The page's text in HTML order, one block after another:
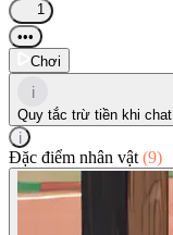
1
•••
Chơi
i
Quy tắc trừ tiền khi chat
i
Đặc điểm nhân vật (9)